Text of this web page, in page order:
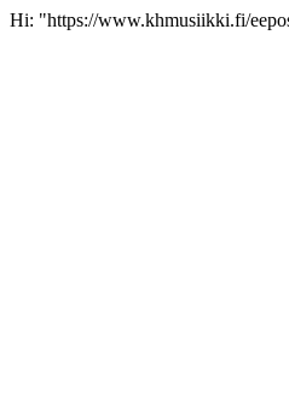
Hi: "https://www.khmusiikki.fi/